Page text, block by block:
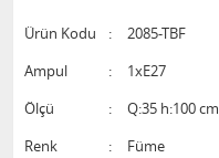
Ürün Kodu :
2085-TBF
Ampul
:
1xE27
Ölçü
:
Q:35 h:100 cm
Renk
:
Füme